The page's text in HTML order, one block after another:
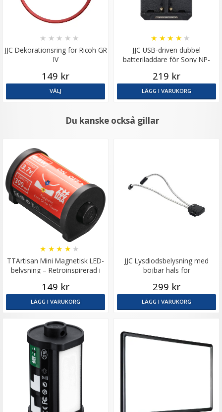
JJC Dekorationsring för Ricoh GR
IV
★ ★ ★ ★ ★
149 kr
VÄLJ
JJC USB-driven dubbel
batteriladdare för Sony NP-
★ ★ ★ ★ ★
219 kr
LÄGG I VARUKORG
Du kanske också gillar
TTArtisan Mini Magnetisk LED-
belysning – Retroinspirerad i
★ ★ ★ ★ ★
149 kr
LÄGG I VARUKORG
JJC Lysdiodsbelysning med
böjbar hals för
299 kr
LÄGG I VARUKORG